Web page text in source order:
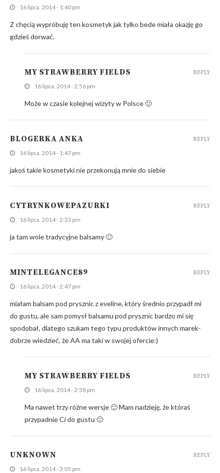
16 lipca, 2014 - 1:40 pm
Z chęcią wypróbuję ten kosmetyk jak tylko bede miała okazję go
gdzieś dorwać.
MY STRAWBERRY FIELDS
16 lipca, 2014 - 2:56 pm
Może w czasie kolejnej wizyty w Polsce 🙂
REPLY
BLOGERKA ANKA
16 lipca, 2014 - 1:47 pm
jakoś takie kosmetyki nie przekonują mnie do siebie
REPLY
CYTRYNKOWEPAZURKI
16 lipca, 2014 - 2:33 pm
ja tam wole tradycyjne balsamy 🙂
REPLY
MINTELEGANCE89
16 lipca, 2014 - 2:47 pm
miałam balsam pod prysznic z eveline, który średnio przypadł mi
do gustu, ale sam pomysł balsamu pod prysznic bardzo mi się
spodobał, dlatego szukam tego typu produktów innych marek-
dobrze wiedzieć, że AA ma taki w swojej ofercie:)
REPLY
MY STRAWBERRY FIELDS
16 lipca, 2014 - 2:58 pm
Ma nawet trzy różne wersje 🙂 Mam nadzieję, że któraś
przypadnie Ci do gustu 🙂
REPLY
UNKNOWN
16 lipca, 2014 - 3:05 pm
REPLY